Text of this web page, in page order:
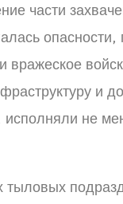
части
и
не